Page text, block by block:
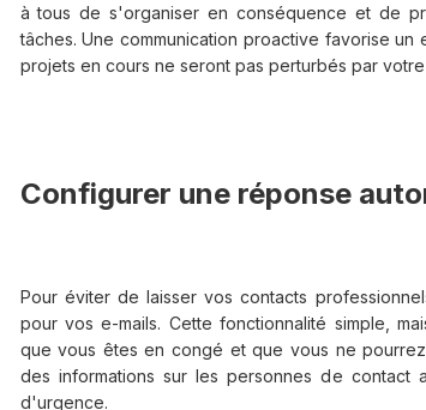
à tous de s'organiser en conséquence et de
tâches. Une communication proactive favorise
projets en cours ne seront pas perturbés par
Configurer une réponse
Pour éviter de laisser vos contacts
pour vos e-mails. Cette fonctionnalité simple,
que vous êtes en congé et que vous ne
des informations sur les personnes de contact
d'urgence.